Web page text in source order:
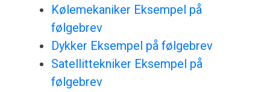
Kølemekaniker Eksempel på
følgebrev
Dykker Eksempel på følgebrev
Satellittekniker Eksempel på
følgebrev